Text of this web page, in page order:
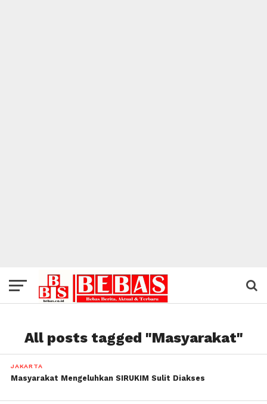
All posts tagged "Masyarakat"
JAKARTA
Masyarakat Mengeluhkan SIRUKIM Sulit Diakses